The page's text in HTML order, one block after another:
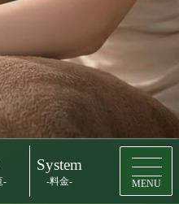
-
System
-料金- MENU